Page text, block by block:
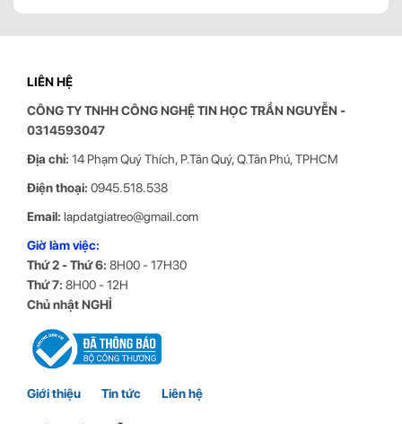
LIÊN HỆ
CÔNG TY TNHH CÔNG NGHỆ TIN HỌCTRẦN NGUYỄN-
0314593047
Địa chỉ: 14 Phạm Quý Thích, P.Tân Quý, Q.Tân Phú, TPHCM
Điện thoại: 0945.518.538
Email: lapdatgiatreo@gmail.com
Giờ làm việc:
Thứ 2 - Thứ 6: 8H00 - 17H30
Thứ 7: 8H00 - 12H
Chủ nhật NGHỈ
Giới thiệu Tin tức Liên hệ